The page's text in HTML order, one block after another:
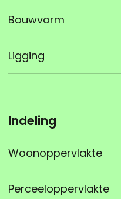
Bouwvorm
Ligging
Indeling
Woonoppervlakte
Perceeloppervlakte